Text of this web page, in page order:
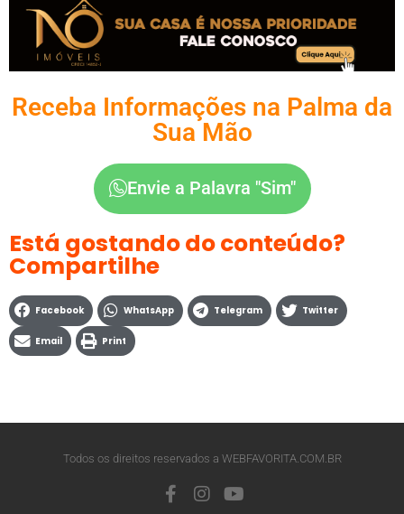
Receba Informações na Palma da
Sua Mão
Envie a Palavra "Sim"
Está gostando do conteúdo?
Compartilhe
Facebook WhatsApp Telegram Twitter
Email Print
Todos os direitos reservados a WEBFAVORITA.COM.BR